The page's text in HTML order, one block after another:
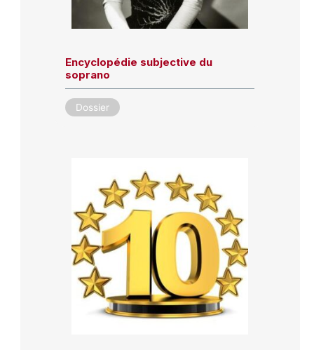
Encyclopédie subjective du
soprano
Dossier